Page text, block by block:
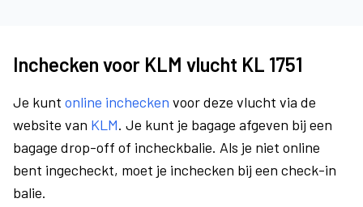
Inchecken voor KLM vlucht KL 1751
Je kunt online inchecken voor deze vlucht via de
website van KLM. Je kunt je bagage afgeven bij een
bagage drop-off of incheckbalie. Als je niet online
bent ingecheckt, moet je inchecken bij een check-in
balie.